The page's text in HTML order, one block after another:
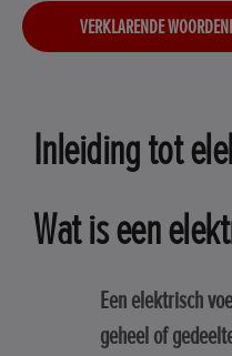
VERKLARENDE
Inleiding tot
Wat is een
Een elektrisch
geheel of